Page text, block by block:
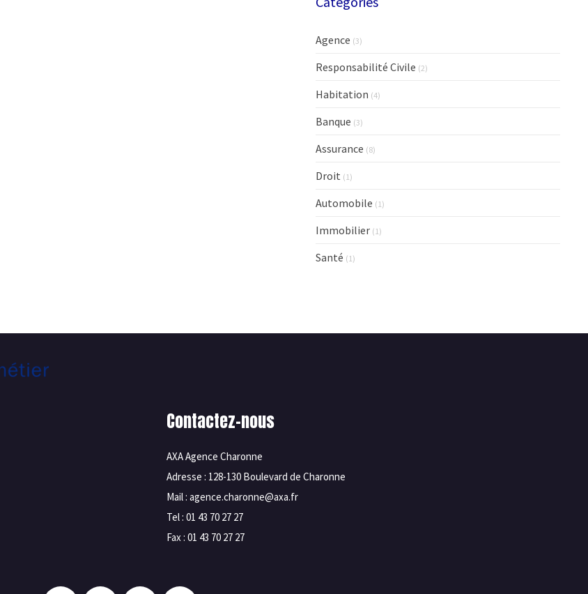
Agence (3)
Responsabilité Civile (2)
Habitation (4)
Banque (3)
Assurance (8)
Droit (1)
Automobile (1)
Immobilier (1)
Santé (1)
Contactez-nous
AXA Agence Charonne
Adresse : 128-130 Boulevard de Charonne
Mail : agence.charonne@axa.fr
Tel : 01 43 70 27 27
Fax : 01 43 70 27 27